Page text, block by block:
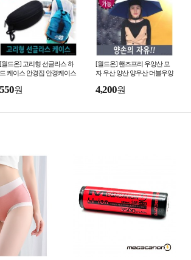
[월드온] 고리형 선글라스 하
드 케이스 안경집 안경케이스
용 안경백 안경통보
550원
[월드온] 핸즈프리 우양산 모
자 우산 양산 양우산 더블우양
4,200원